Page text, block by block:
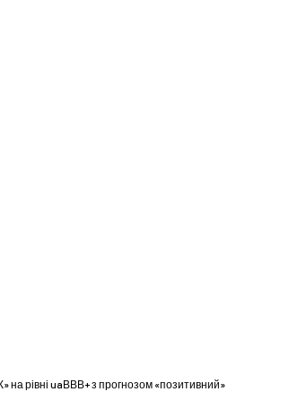
на рівні uaВВВ+ з прогнозом «позитивний»